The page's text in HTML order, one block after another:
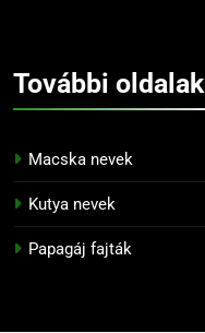
További oldalak
Macska nevek
Kutya nevek
Papagáj fajták